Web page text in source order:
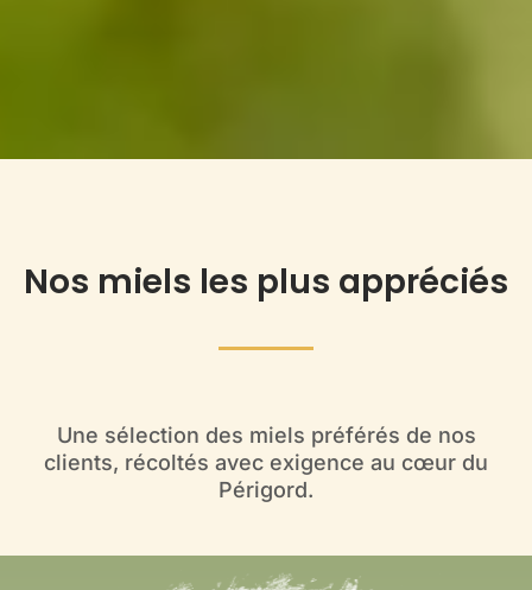
Nos miels les plus appréciés
Une sélection des miels préférés de nos
clients, récoltés avec exigence au cœur du
Périgord.